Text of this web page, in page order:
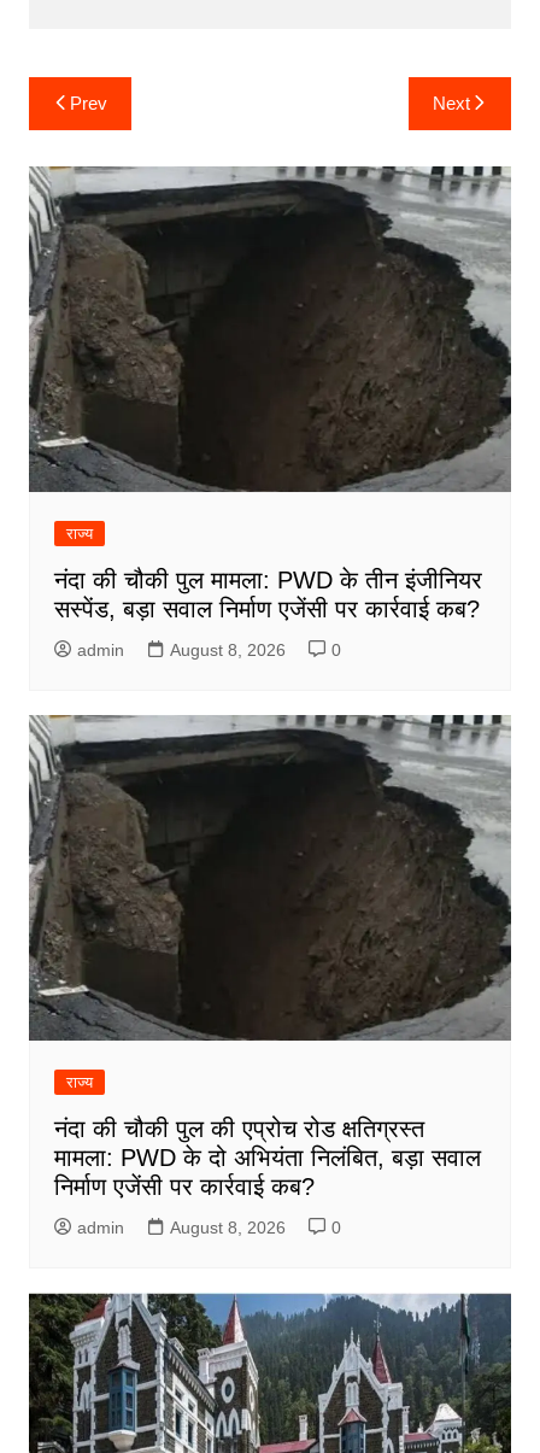
Post
navigation
Prev Next
राज्य
नंदा की चौकी पुल मामला: PWD के तीन इंजीनियर
सस्पेंड, बड़ा सवाल निर्माण एजेंसी पर कार्रवाई कब?
admin August 8, 2026 0
राज्य
नंदा की चौकी पुल की एप्रोच रोड क्षतिग्रस्त
मामला: PWD के दो अभियंता निलंबित, बड़ा सवाल
निर्माण एजेंसी पर कार्रवाई कब?
admin August 8, 2026 0